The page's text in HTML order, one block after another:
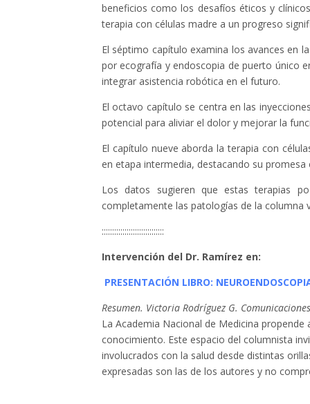
beneficios como los desafíos éticos y
terapia con células madre a un progreso
El séptimo capítulo examina los avances en
por ecografía y endoscopia de puerto único
integrar asistencia robótica en el futuro.
El octavo capítulo se centra en las
potencial para aliviar el dolor y mejorar la
El capítulo nueve aborda la terapia con
en etapa intermedia, destacando su
Los datos sugieren que estas terapias
completamente las patologías de la columna
::::::::::::::::::::::::::::::
Intervención del Dr. Ramírez en:
PRESENTACIÓN LIBRO:
Resumen. Victoria Rodríguez G.
La Academia Nacional de Medicina
conocimiento. Este espacio del columnista
involucrados con la salud desde distintas
expresadas son las de los autores y no